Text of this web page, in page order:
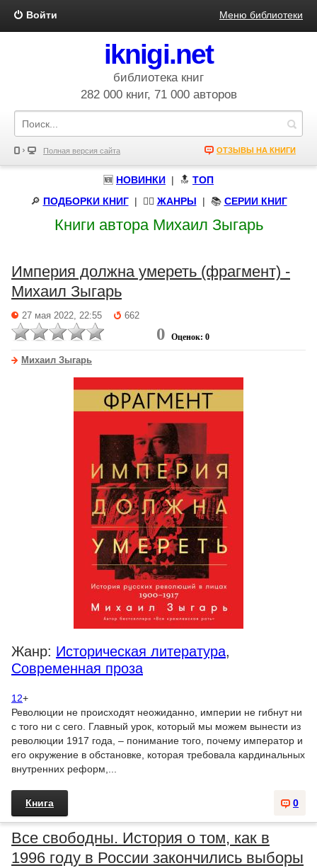
Войти Меню библиотеки
iknigi.net
библиотека книг
282 000 книг, 71 000 авторов
Полная версия сайта ОТЗЫВЫ НА КНИГИ
🆕 НОВИНКИ | 🔝 ТОП
🔎 ПОДБОРКИ КНИГ| 🧝‍♀️ ЖАНРЫ | 📚 СЕРИИ КНИГ
Книги автора Михаил Зыгарь
Империя должна умереть (фрагмент) -
Михаил Зыгарь
27 мая 2022, 22:55 662
0 Оценок: 0
Михаил Зыгарь
Жанр: Историческая литература,
Современная проза
12+
Революции не происходят неожиданно, империи не гибнут ни
с того ни с сего. Главный урок, который мы можем вынести из
революции 1917 года, – понимание того, почему император и
его окружение в обстановке, которая требовала кардинальных
внутренних реформ,...
0
Книга
Все свободны. История о том, как в
1996 году в России закончились выборы